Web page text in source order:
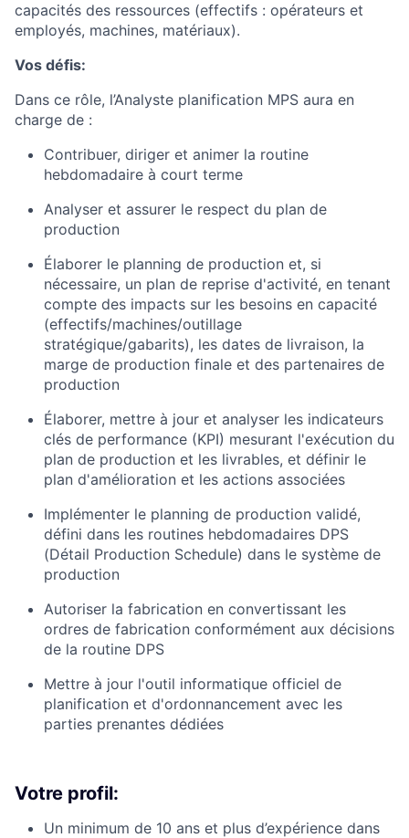
capacités des ressources (effectifs : opérateurs et
employés, machines, matériaux).
Vos défis:
Dans ce rôle, l’Analyste planification MPS aura en
charge de :
Contribuer, diriger et animer la routine
hebdomadaire à court terme
Analyser et assurer le respect du plan de
production
Élaborer le planning de production et, si
nécessaire, un plan de reprise d'activité, en tenant
compte des impacts sur les besoins en capacité
(effectifs/machines/outillage
stratégique/gabarits), les dates de livraison, la
marge de production finale et des partenaires de
production
Élaborer, mettre à jour et analyser les indicateurs
clés de performance (KPI) mesurant l'exécution du
plan de production et les livrables, et définir le
plan d'amélioration et les actions associées
Implémenter le planning de production validé,
défini dans les routines hebdomadaires DPS
(Détail Production Schedule) dans le système de
production
Autoriser la fabrication en convertissant les
ordres de fabrication conformément aux décisions
de la routine DPS
Mettre à jour l'outil informatique officiel de
planification et d'ordonnancement avec les
parties prenantes dédiées
Votre profil:
Un minimum de 10 ans et plus d’expérience dans